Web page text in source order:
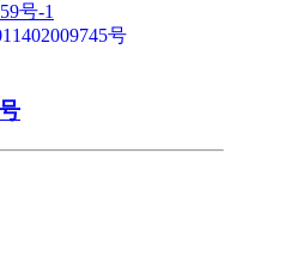
号-1
号